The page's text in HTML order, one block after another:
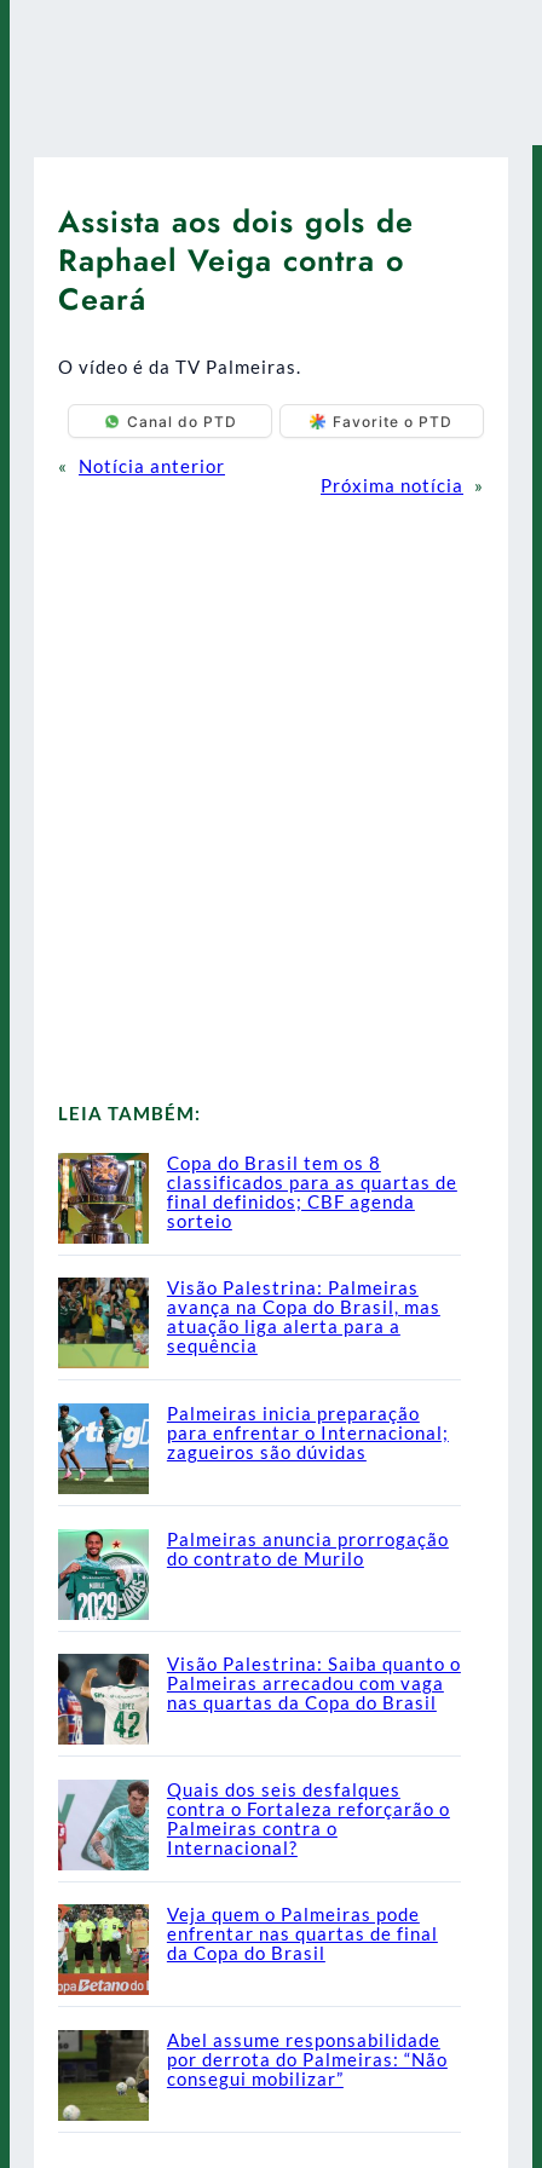
Assista aos dois gols de
Raphael Veiga contra o
Ceará
O vídeo é da TV Palmeiras.
Canal do PTD Favorite o PTD
«
Notícia anterior
Próxima notícia
»
LEIA TAMBÉM:
Copa do Brasil tem os 8
classificados para as quartas de
final definidos; CBF agenda
sorteio
Visão Palestrina: Palmeiras
avança na Copa do Brasil, mas
atuação liga alerta para a
sequência
Palmeiras inicia preparação
para enfrentar o Internacional;
zagueiros são dúvidas
Palmeiras anuncia prorrogação
do contrato de Murilo
Visão Palestrina: Saiba quanto o
Palmeiras arrecadou com vaga
nas quartas da Copa do Brasil
Quais dos seis desfalques
contra o Fortaleza reforçarão o
Palmeiras contra o
Internacional?
Veja quem o Palmeiras pode
enfrentar nas quartas de final
da Copa do Brasil
Abel assume responsabilidade
por derrota do Palmeiras: “Não
consegui mobilizar”